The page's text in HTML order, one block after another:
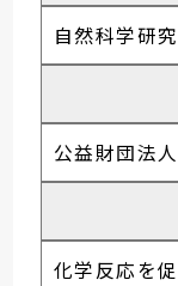
自然科学研
公益財団法
化学反応を